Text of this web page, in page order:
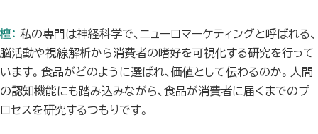
檀： 私の専門は神経科学で、ニューロマーケティングと呼ばれる、
脳活動や視線解析から消費者の嗜好を可視化する研究を行って
います。食品がどのように選ばれ、価値として伝わるのか。人間
の認知機能にも踏み込みながら、食品が消費者に届くまでのプ
ロセスを研究するつもりです。